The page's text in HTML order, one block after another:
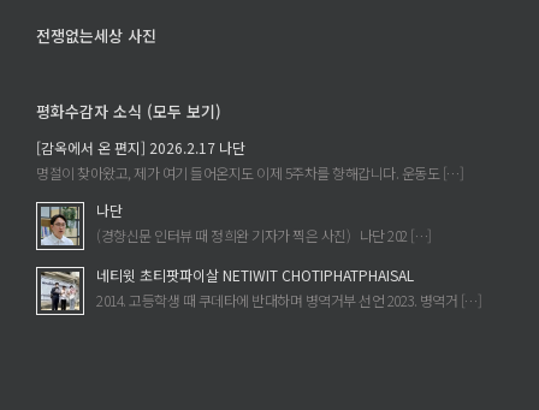
전쟁없는세상 사진
평화수감자 소식 (모두 보기)
[감옥에서 온 편지] 2026.2.17 나단
명절이 찾아왔고, 제가 여기 들어온지도 이제 5주차를 향해갑니다. 운동도 […]
나단
(경향신문 인터뷰 때 정희완 기자가 찍은 사진) 나단 202 […]
네티윗 초티팟파이살 NETIWIT CHOTIPHATPHAISAL
2014. 고등학생 때 쿠데타에 반대하며 병역거부 선언 2023. 병역거 […]